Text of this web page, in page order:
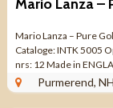
Mario Lanza –
Mario Lanza – Pure
Cataloge: INTK 5005
nrs: 12 Made in
NIEUW ...Purmerend, NH